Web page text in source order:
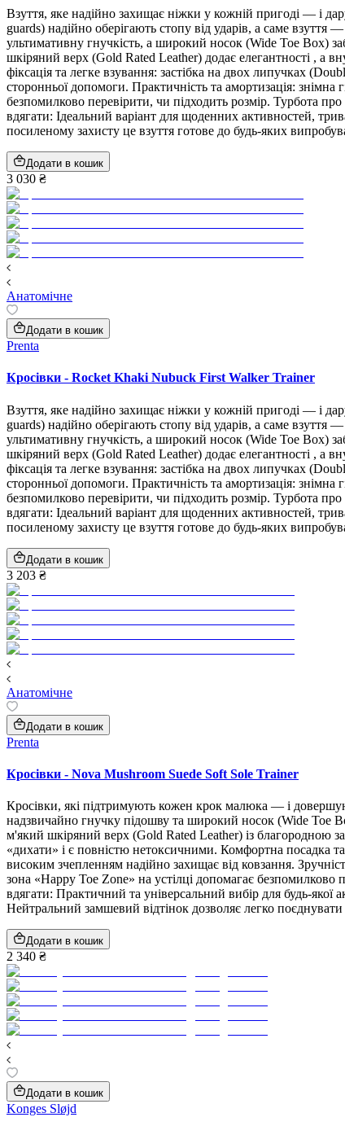
Взуття, яке надійно захищає ніжки у кожній пригоді — і
guards) надійно оберігають стопу від ударів, а саме
ультимативну гнучкість, а широкий носок (Wide Toe Box)
шкіряний верх (Gold Rated Leather) додає елегантності , а
фіксація та легке взування: застібка на двох липучках
сторонньої допомоги. Практичність та амортизація: знімна
безпомилково перевірити, чи підходить розмір. Турбота
вдягати: Ідеальний варіант для щоденних активностей,
посиленому захисту це взуття готове до будь-яких
Додати в кошик
3 030 ₴
Анатомічне
Додати в кошик
Prenta
Кросівки - Rocket Khaki Nubuck First Walker Trainer
Взуття, яке надійно захищає ніжки у кожній пригоді — і
guards) надійно оберігають стопу від ударів, а саме
ультимативну гнучкість, а широкий носок (Wide Toe Box)
шкіряний верх (Gold Rated Leather) додає елегантності , а
фіксація та легке взування: застібка на двох липучках
сторонньої допомоги. Практичність та амортизація: знімна
безпомилково перевірити, чи підходить розмір. Турбота
вдягати: Ідеальний варіант для щоденних активностей,
посиленому захисту це взуття готове до будь-яких
Додати в кошик
3 203 ₴
Анатомічне
Додати в кошик
Prenta
Кросівки - Nova Mushroom Suede Soft Sole Trainer
Кросівки, які підтримують кожен крок малюка — і
надзвичайно гнучку підошву та широкий носок (Wide Toe
м'який шкіряний верх (Gold Rated Leather) із благородною
«дихати» і є повністю нетоксичними. Комфортна посадка та
високим зчепленням надійно захищає від ковзання.
зона «Happy Toe Zone» на устілці допомагає безпомилково
вдягати: Практичний та універсальний вибір для будь-
Нейтральний замшевий відтінок дозволяє легко
Додати в кошик
2 340 ₴
Додати в кошик
Konges Sløjd